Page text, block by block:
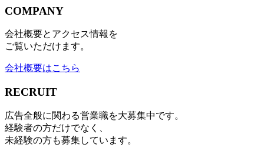
COMPANY
会社概要とアクセス情報を
ご覧いただけます。
会社概要はこちら
RECRUIT
広告全般に関わる営業職を大募集中です。
経験者の方だけでなく、
未経験の方も募集しています。